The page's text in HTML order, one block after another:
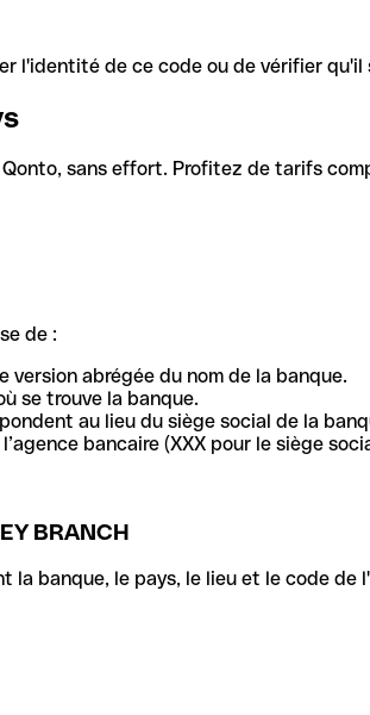
l'identité de ce code ou de vérifier
sans effort. Profitez de tarifs
de :
abrégée du nom de la banque.
se trouve la banque.
au lieu du siège social de la
bancaire (XXX pour le siège
BRANCH
banque, le pays, le lieu et le code de